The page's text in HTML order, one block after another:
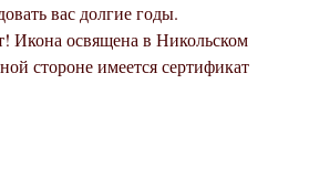
вас долгие годы.
Икона освящена в Никольском
стороне имеется сертификат